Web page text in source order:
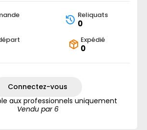
Reliquats
0
Expédié
0
Connectez-vous
aux professionnels uniquement
Vendu par 6